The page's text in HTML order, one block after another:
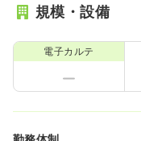
規模・設備
電子カルテ